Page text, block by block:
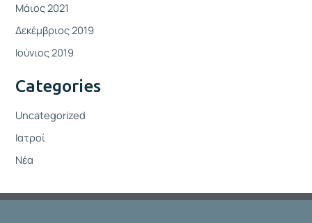
Μάιος 2021
Δεκέμβριος 2019
Ιούνιος 2019
Categories
Uncategorized
Ιατροί
Νέα